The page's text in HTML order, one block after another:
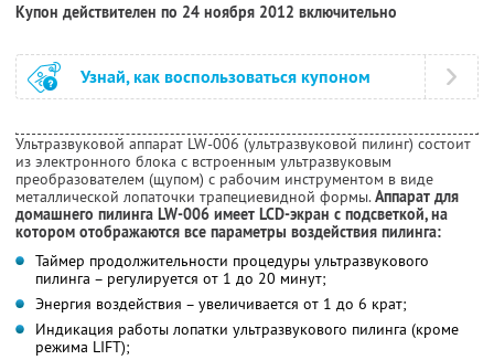
Купон действителен по 24 ноября 2012 включительно
Узнай, как воспользоваться купоном
Ультразвуковой аппарат LW-006 (ультразвуковой пилинг) состоит
из электронного блока с встроенным ультразвуковым
преобразователем (щупом) с рабочим инструментом в виде
металлической лопаточки трапециевидной формы.Аппарат для
домашнего пилинга LW-006 имеет LCD-экран с подсветкой, на
котором отображаются все параметры воздействия пилинга:
Таймер продолжительности процедуры ультразвукового
пилинга – регулируется от 1 до 20 минут;
Энергия воздействия – увеличивается от 1 до 6 крат;
Индикация работы лопатки ультразвукового пилинга (кроме
режима LIFT);